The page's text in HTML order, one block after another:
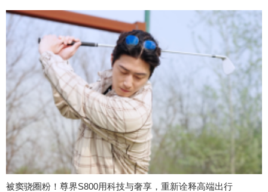
被窦骁圈粉！尊界S800用科技与奢享，重新诠释高端出行